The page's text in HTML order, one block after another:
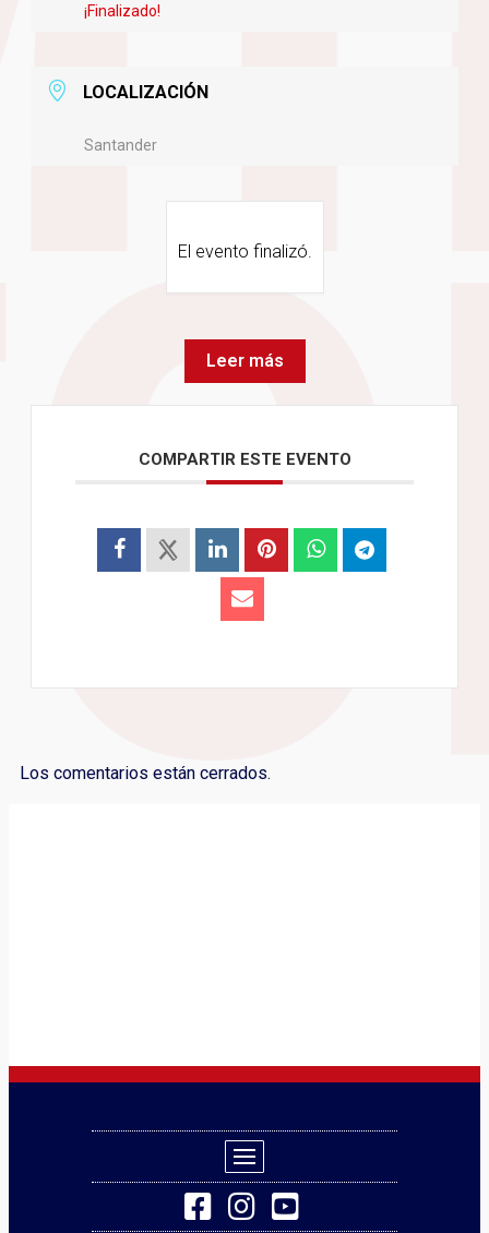
¡Finalizado!
LOCALIZACIÓN
Santander
El evento finalizó.
Leer más
COMPARTIR ESTE EVENTO
Los comentarios están cerrados.